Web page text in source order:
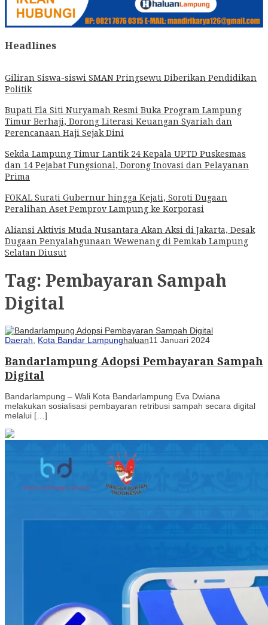
Headlines
Giliran Siswa-siswi SMAN Pringsewu Diberikan Pendidikan
Politik
Bupati Ela Siti Nuryamah Resmi Buka Program Lampung
Timur Berhaji, Dorong Literasi Keuangan Syariah dan
Perencanaan Haji Sejak Dini
Sekda Lampung Timur Lantik 24 Kepala UPTD Puskesmas
dan 14 Pejabat Fungsional, Dorong Inovasi dan Pelayanan
Prima
FOKAL Surati Gubernur hingga Kejati, Soroti Dugaan
Peralihan Aset Pemprov Lampung ke Korporasi
Aliansi Aktivis Muda Nusantara Akan Aksi di Jakarta, Desak
Dugaan Penyalahgunaan Wewenang di Pemkab Lampung
Selatan Diusut
Tag: Pembayaran Sampah
Digital
Daerah Kota Bandar Lampunghaluan11 Januari 2024
Bandarlampung Adopsi Pembayaran Sampah
Digital
Bandarlampung – Wali Kota Bandarlampung Eva Dwiana
melakukan sosialisasi pembayaran retribusi sampah secara digital
melalui […]